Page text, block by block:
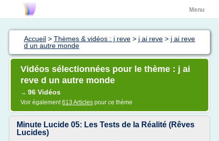
Menu
Accueil > Thèmes & vidéos : j reve > j ai reve > j ai reve
d un autre monde
Vidéos sélectionnées pour le thème : j ai
reve d un autre monde
→ 96 Vidéos
Voir également613 Articles pour ce thème
Minute Lucide 05: Les Tests de la Réalité (Rêves
Lucides)